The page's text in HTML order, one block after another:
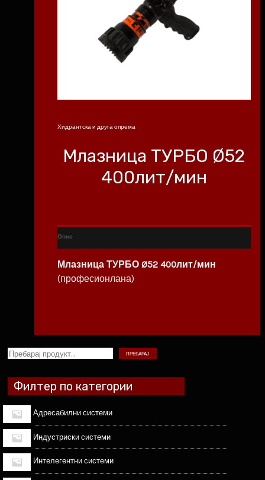
ПРЕБАРАЈ
Филтер по категории
Адресабилни системи
Индустриски системи
Интелегентни системи
Хидрантска и друга опрема
Млазница ТУРБО Ø52
400лит/мин
Опис
Млазница ТУРБО Ø52 400лит/мин
(професионлана)